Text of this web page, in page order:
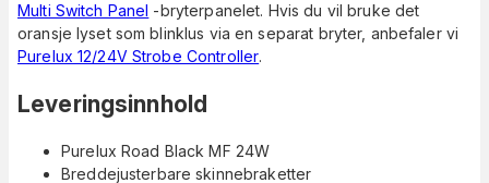
Multi Switch Panel -bryterpanelet. Hvis du vil bruke det
oransje lyset som blinklus via en separat bryter, anbefaler vi
Purelux 12/24V Strobe Controller.
Leveringsinnhold
Purelux Road Black MF 24W
Breddejusterbare skinnebraketter